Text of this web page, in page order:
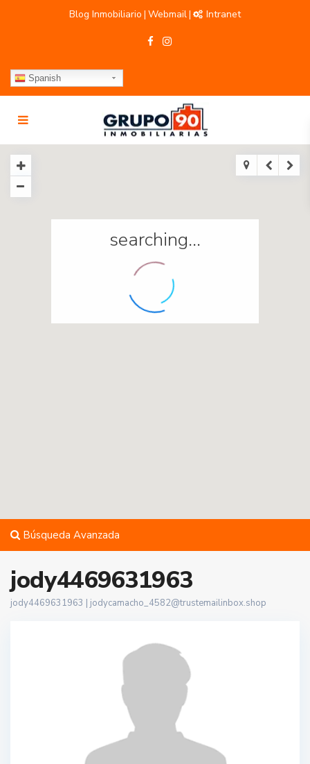
Blog Inmobiliario | Webmail| Intranet
Spanish
searching...
Búsqueda Avanzada
jody4469631963
jody4469631963 | jodycamacho_4582@trustemailinbox.shop